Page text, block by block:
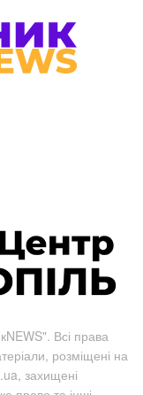
Всі права
розміщені на
захищені